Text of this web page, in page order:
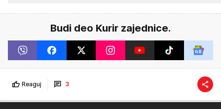
Budi deo Kurir zajednice.
Reaguj 3